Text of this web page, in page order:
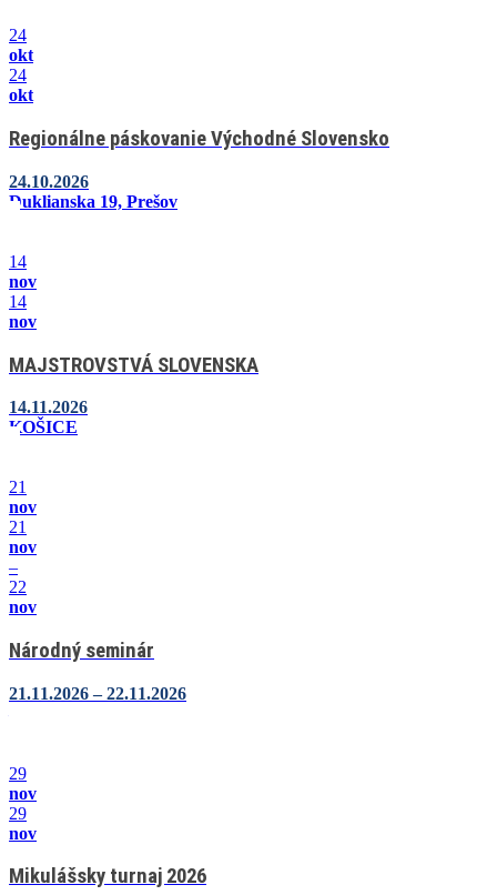
24
okt
24
okt
Regionálne páskovanie Východné Slovensko
24.10.2026
Duklianska 19, Prešov
14
nov
14
nov
MAJSTROVSTVÁ SLOVENSKA
14.11.2026
KOŠICE
21
nov
21
nov
–
22
nov
Národný seminár
21.11.2026 – 22.11.2026
29
nov
29
nov
Mikulášsky turnaj 2026